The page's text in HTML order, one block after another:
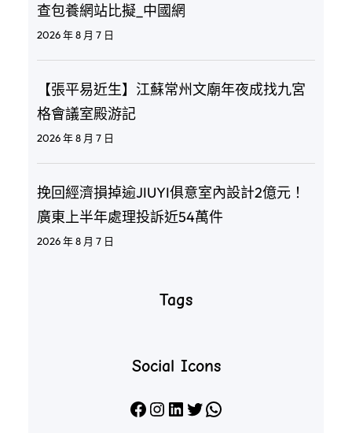
查包養網站比擬_中國網
2026 年 8 月 7 日
【張平易近生】江蘇常州文廟年夜成找九宮
格會議室殿游記
2026 年 8 月 7 日
挽回經濟損掉逾JIUYI俱意室內設計2億元！
廣東上半年處理投訴近54萬件
2026 年 8 月 7 日
Tags
Social Icons
Facebook Instagram LinkedIn X WhatsApp